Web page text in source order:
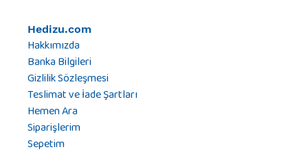
Hedizu.com
Hakkımızda
Banka Bilgileri
Gizlilik Sözleşmesi
Teslimat ve İade Şartları
Hemen Ara
Siparişlerim
Sepetim